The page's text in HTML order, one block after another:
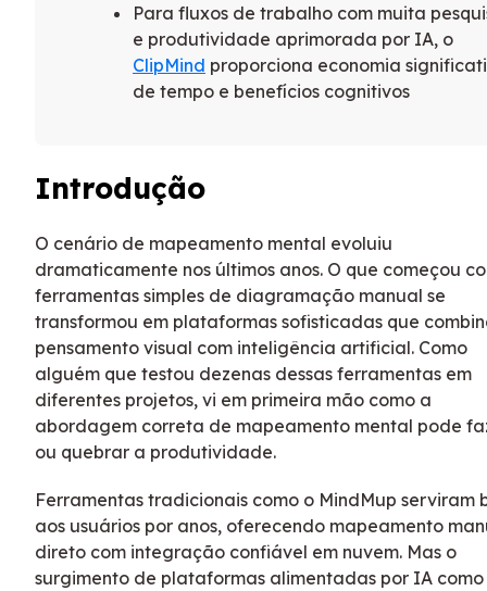
Para fluxos de trabalho com muita
e produtividade aprimorada por IA, o
ClipMind proporciona economia
de tempo e benefícios cognitivos
Introdução
O cenário de mapeamento mental evoluiu
dramaticamente nos últimos anos. O que começou
ferramentas simples de diagramação manual se
transformou em plataformas sofisticadas que
pensamento visual com inteligência artificial. Como
alguém que testou dezenas dessas ferramentas em
diferentes projetos, vi em primeira mão como a
abordagem correta de mapeamento mental pode
ou quebrar a produtividade.
Ferramentas tradicionais como o MindMup serviram
aos usuários por anos, oferecendo mapeamento
direto com integração confiável em nuvem. Mas o
surgimento de plataformas alimentadas por IA como